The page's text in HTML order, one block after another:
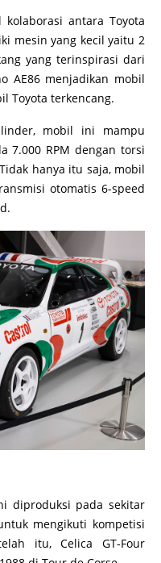
antara Toyota
mesin yang kecil yaitu 2
yang terinspirasi dari
AE86 menjadikan mobil
Toyota terkencang.
mobil ini mampu
7.000 RPM dengan torsi
hanya itu saja, mobil
otomatis 6-speed
diproduksi pada sekitar
mengikuti kompetisi
itu, Celica GT-Four